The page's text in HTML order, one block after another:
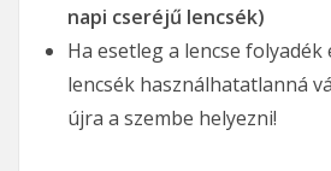
napi cseréjű lencsék)
Ha esetleg a lencse
lencsék használhatatlanná
újra a szembe helyezni!